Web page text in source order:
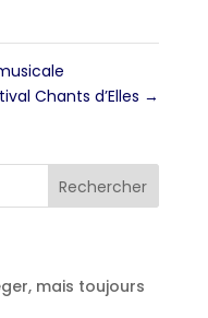
Chants d’Elles →
mais toujours